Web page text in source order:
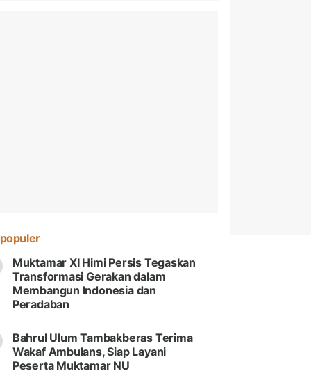
Muktamar XI Himi Persis Tegaskan
Transformasi Gerakan dalam
Membangun Indonesia dan
Peradaban
Bahrul Ulum Tambakberas Terima
Wakaf Ambulans, Siap Layani
Peserta Muktamar NU